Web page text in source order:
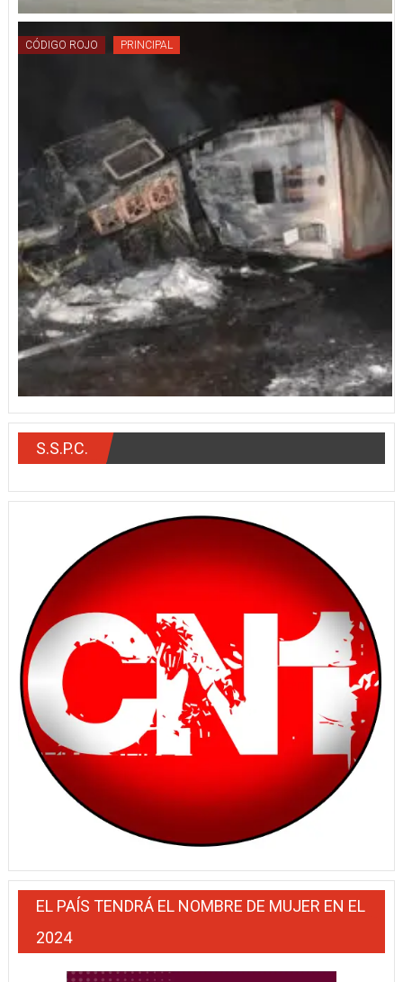
CÓDIGO ROJO PRINCIPAL
S.S.P.C.
EL PAÍS TENDRÁ EL NOMBRE DE MUJER EN EL
2024